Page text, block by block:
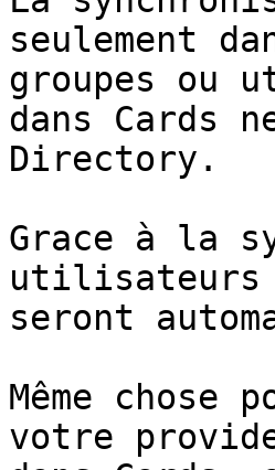
seulement
groupes ou
dans Cards
Directory.
Grace à la
utilisateurs
seront
Même
votre